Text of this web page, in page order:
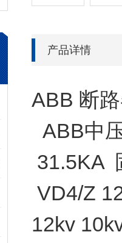
产品详情
ABB 断
ABB中
31.5KA
VD4/Z
12kv